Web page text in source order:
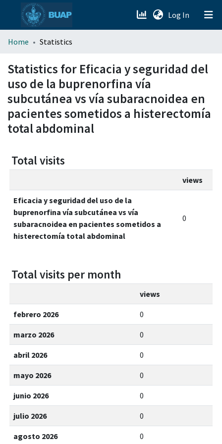
Log In (current)
menu.section.about_menu
All of DSpace
Home Statistics
Statistics for Eficacia y seguridad del
uso de la buprenorfina vía
subcutánea vs vía subaracnoidea en
pacientes sometidos a histerectomía
total abdominal
Total visits
views
Eficacia y seguridad del uso de la
buprenorfina vía subcutánea vs vía
subaracnoidea en pacientes sometidos a
histerectomía total abdominal
0
Total visits per month
views
febrero 2026 0
marzo 2026 0
abril 2026 0
mayo 2026 0
junio 2026 0
julio 2026 0
agosto 2026 0